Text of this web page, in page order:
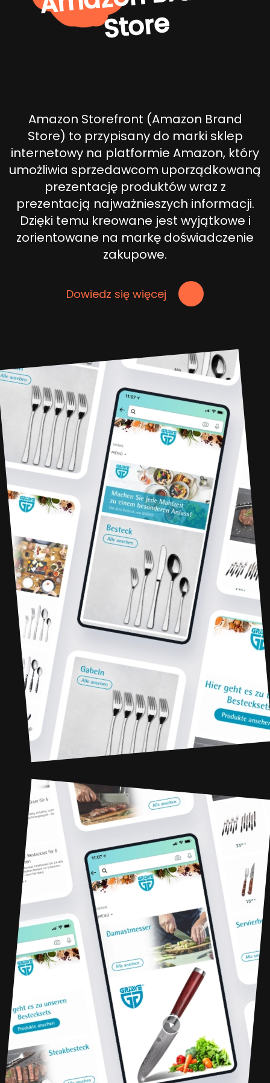
e
Amazon Storefront (Amazon Brand
Store) to przypisany do marki sklep
internetowy na platformie Amazon, który
umożliwia sprzedawcom uporządkowaną
prezentację produktów wraz z
prezentacją najważnieszych informacji.
Dzięki temu kreowane jest wyjątkowe i
zorientowane na markę doświadczenie
zakupowe.
Dowiedz się więcej